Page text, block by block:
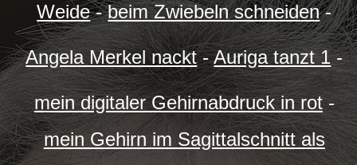
Weide-beim Zwiebeln schneiden-
Angela Merkel nackt-Auriga tanzt 1-
mein digitaler Gehirnabdruck in rot-
mein Gehirn im Sagittalschnitt als